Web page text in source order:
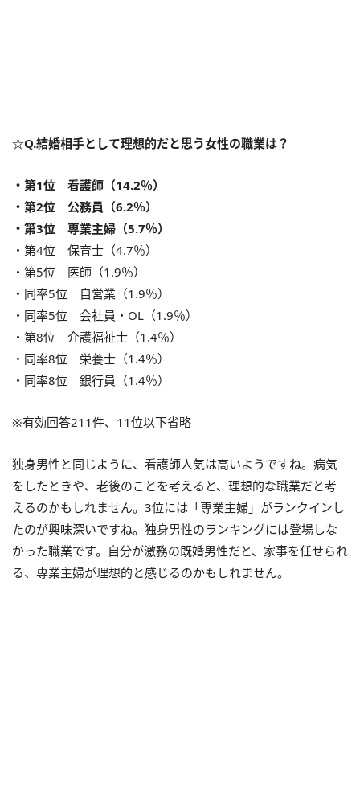
☆Q.結婚相手として理想的だと思う女性の職業は？
・第1位 看護師（14.2％）
・第2位 公務員（6.2％）
・第3位 専業主婦（5.7％）
・第4位 保育士（4.7％）
・第5位 医師（1.9％）
・同率5位 自営業（1.9％）
・同率5位 会社員・OL（1.9％）
・第8位 介護福祉士（1.4％）
・同率8位 栄養士（1.4％）
・同率8位 銀行員（1.4％）
※有効回答211件、11位以下省略
独身男性と同じように、看護師人気は高いようですね。病気
をしたときや、老後のことを考えると、理想的な職業だと考
えるのかもしれません。3位には「専業主婦」がランクインし
たのが興味深いですね。独身男性のランキングには登場しな
かった職業です。自分が激務の既婚男性だと、家事を任せられ
る、専業主婦が理想的と感じるのかもしれません。